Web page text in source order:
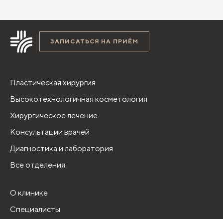
ЗАПИСАТЬСЯ НА ПРИЁМ
Пластическая хирургия
Высокотехнологичная косметология
Хирургическое лечение
Консультации врачей
Диагностика и лаборатория
Все отделения
О клинике
Специалисты